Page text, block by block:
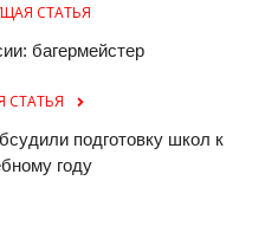
СТАТЬЯ
багермейстер
СТАТЬЯ
подготовку школ к
году